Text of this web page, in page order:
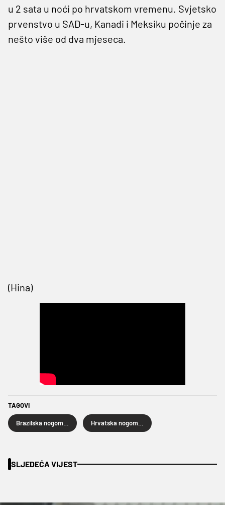
u 2 sata u noći po hrvatskom vremenu. Svjetsko
prvenstvo u SAD-u, Kanadi i Meksiku počinje za
nešto više od dva mjeseca.
(Hina)
TAGOVI
SLJEDEĆA VIJEST